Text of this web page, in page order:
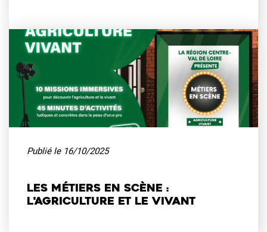
Publié le 16/10/2025
Les métiers en scène :
l'agriculture et le vivant